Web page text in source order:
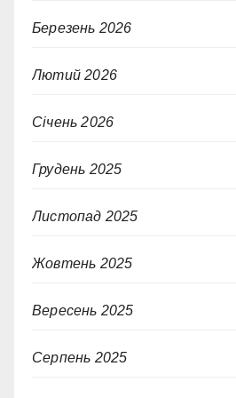
Березень 2026
Лютий 2026
Січень 2026
Грудень 2025
Листопад 2025
Жовтень 2025
Вересень 2025
Серпень 2025